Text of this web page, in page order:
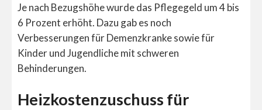
Je nach Bezugshöhe wurde das Pflegegeld um 4 bis
6 Prozent erhöht. Dazu gab es noch
Verbesserungen für Demenzkranke sowie für
Kinder und Jugendliche mit schweren
Behinderungen.
Heizkostenzuschuss für